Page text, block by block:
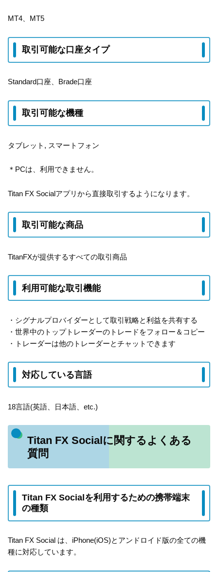
MT4、MT5
取引可能な口座タイプ
Standard口座、Brade口座
取引可能な機種
タブレット, スマートフォン
＊PCは、利用できません。
Titan FX Socialアプリから直接取引するようになります。
取引可能な商品
TitanFXが提供するすべての取引商品
利用可能な取引機能
・シグナルプロバイダーとして取引戦略と利益を共有する
・世界中のトップトレーダーのトレードをフォロー＆コピー
・トレーダーは他のトレーダーとチャットできます
対応している言語
18言語(英語、日本語、etc.)
Titan FX Socialに関するよくある
質問
Titan FX Socialを利用するための携帯端末
の種類
Titan FX Social は、iPhone(iOS)とアンドロイド版の全ての機
種に対応しています。